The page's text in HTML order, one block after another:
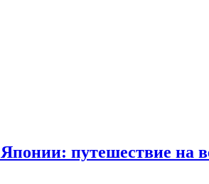
путешествие на